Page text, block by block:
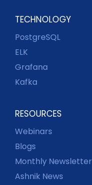
TECHNOLOGY
PostgreSQL
ELK
Grafana
Kafka
RESOURCES
Webinars
Blogs
Monthly Newsletter
Ashnik News